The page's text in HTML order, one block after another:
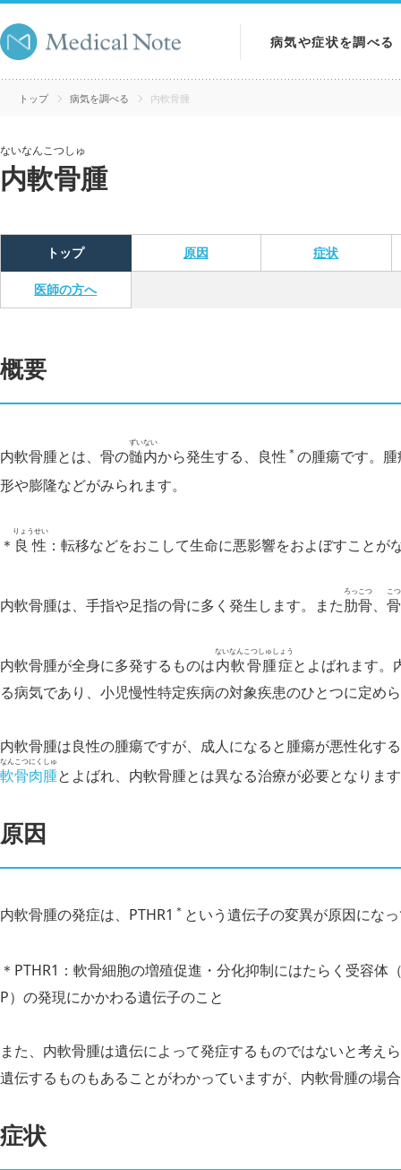
病気や症状を調べる
病気を調べる
トップ 病気を調べる 内軟骨腫
ないなんこつしゅ
内軟骨腫
トップ 原因 症状
医師の方へ
概要
内軟骨腫とは、骨の髄内
ずいない
から発生する、良性 ＊ の腫瘍です。
形や膨隆などがみられます。
＊ 良性
りょうせい
：転移などをおこして生命に悪影響をおよぼすことが
内軟骨腫は、手指や足指の骨に多く発生します。また肋骨
ろっこつ
、
こ
内軟骨腫が全身に多発するものは内軟骨腫症
ないなんこつしゅしょう
とよばれます。
る病気であり、小児慢性特定疾病の対象疾患のひとつに定め
内軟骨腫は良性の腫瘍ですが、成人になると腫瘍が悪性化す
軟骨肉腫
なんこつにくしゅ
とよばれ、内軟骨腫とは異なる治療が必要となりま
原因
内軟骨腫の発症は、PTHR1 ＊ という遺伝子の変異が原因にな
＊PTHR1：軟骨細胞の増殖促進・分化抑制にはたらく受容
P）の発現にかかわる遺伝子のこと
また、内軟骨腫は遺伝によって発症するものではないと考え
遺伝するものもあることがわかっていますが、内軟骨腫の場
症状